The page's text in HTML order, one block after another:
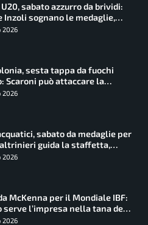
sabato azzurro da brividi:
Inzoli sognano le medaglie,
e Succo in finale
2026
sesta tappa da fuochi
Scaroni può attaccare la
2026
sabato da medaglie per
guida la staffetta,
l’oro dalle grandi altezze
2026
McKenna per il Mondiale IBF:
serve l’impresa nella tana del
2026